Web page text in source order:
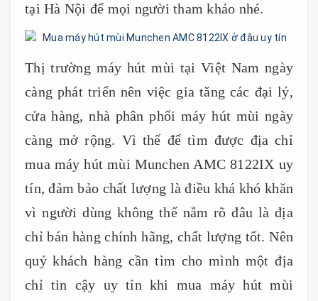
tại Hà Nội để mọi người tham khảo nhé.
Thị trường máy hút mùi tại Việt Nam ngày
càng phát triển nên việc gia tăng các đại lý,
cửa hàng, nhà phân phối máy hút mùi ngày
càng mở rộng. Vì thế để tìm được địa chỉ
mua máy hút mùi Munchen AMC 8122IX uy
tín, đảm bảo chất lượng là điều khá khó khăn
vì người dùng không thể nắm rõ đâu là địa
chỉ bán hàng chính hãng, chất lượng tốt. Nên
quý khách hàng cần tìm cho mình một địa
chỉ tin cậy uy tín khi mua máy hút mùi